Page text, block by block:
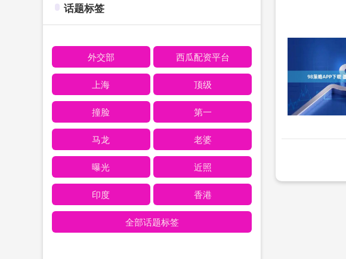
话题标签
外交部 西瓜配资平台
上海 顶级
撞脸 第一
马龙 老婆
曝光 近照
印度 香港
全部话题标签